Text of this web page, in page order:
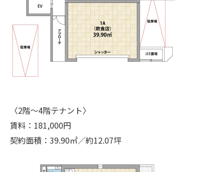
〈2階～4階テナント〉
賃料：181,000円
契約面積：39.90㎡／約12.07坪